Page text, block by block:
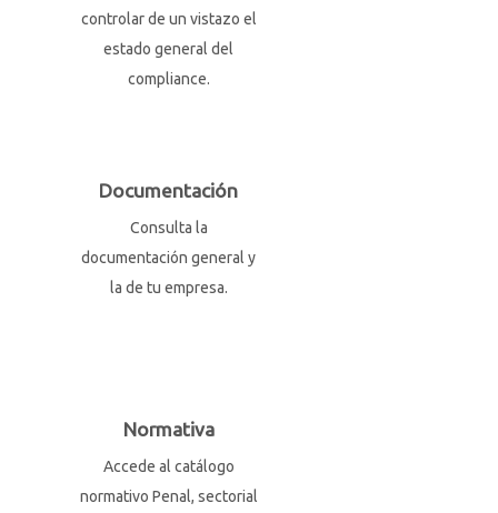
controlar de un vistazo el
estado general del
compliance.
Documentación
Consulta la
documentación general y
la de tu empresa.
Normativa
Accede al catálogo
normativo Penal, sectorial